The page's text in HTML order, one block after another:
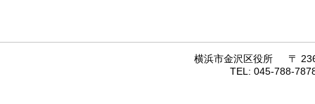
横浜市金沢区役所 〒
TEL: 045-788-